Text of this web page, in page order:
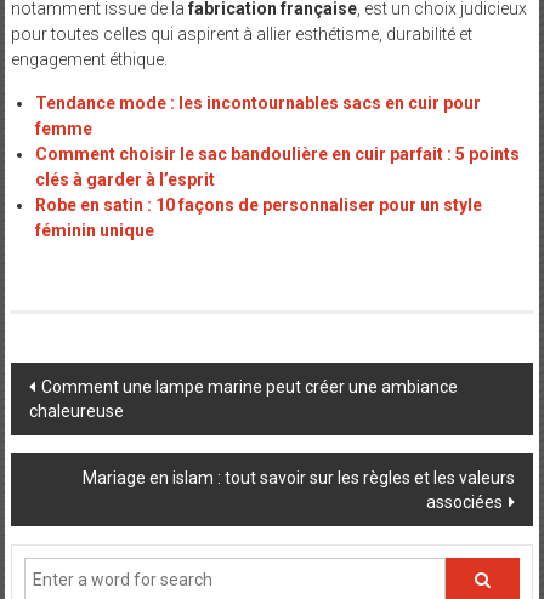
notamment issue de la fabrication française, est un choix judicieux
pour toutes celles qui aspirent à allier esthétisme, durabilité et
engagement éthique.
Tendance mode : les incontournables sacs en cuir pour
femme
Comment choisir le sac bandoulière en cuir parfait : 5 points
clés à garder à l’esprit
Robe en satin : 10 façons de personnaliser pour un style
féminin unique
Post
navigation
Comment une lampe marine peut créer une ambiance
chaleureuse
Mariage en islam : tout savoir sur les règles et les valeurs
associées